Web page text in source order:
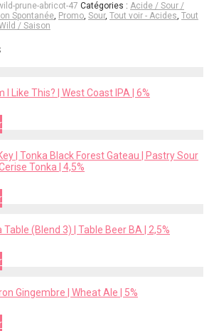
prune-abricot-47 Catégories : Acide / Sour /
Spontanée, Promo, Sour, Tout voir - Acides, Tout
/ Saison
I Like This? | West Coast IPA | 6%
| Tonka Black Forest Gateau | Pastry Sour
Tonka | 4,5%
(Blend 3) | Table Beer BA | 2,5%
Gingembre | Wheat Ale | 5%